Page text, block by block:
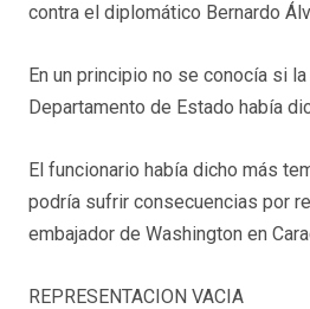
contra el diplomático Bernardo
En un principio no se conocía si
Departamento de Estado había
El funcionario había dicho más
podría sufrir consecuencias por
embajador de Washington en
REPRESENTACION VACIA